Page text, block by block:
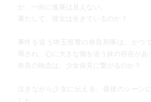
が、一向に進展は見えない。
果たして、彼女は生きているのか？
事件を追う埼玉県警の奈良刑事は、かつ
辱され、心に大きな傷を追う妹の存在があ
奈良の執念は、少女発見に繋がるのか？
泣きながら少女に伝える、最後のシーン